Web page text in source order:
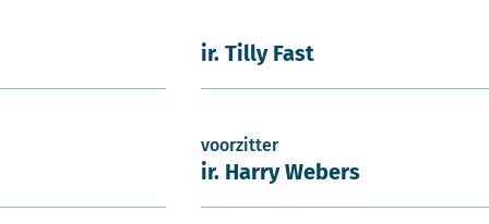
ir. Tilly Fast
voorzitter
ir. Harry Webers